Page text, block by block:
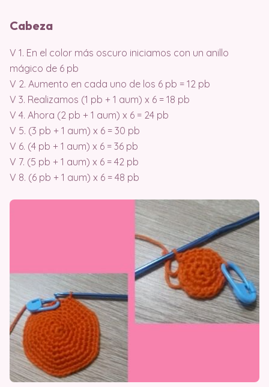
Cabeza
V 1. En el color más oscuro iniciamos con un anillo
mágico de 6 pb
V 2. Aumento en cada uno de los 6 pb = 12 pb
V 3. Realizamos (1 pb + 1 aum) x 6 = 18 pb
V 4. Ahora (2 pb + 1 aum) x 6 = 24 pb
V 5. (3 pb + 1 aum) x 6 = 30 pb
V 6. (4 pb + 1 aum) x 6 = 36 pb
V 7. (5 pb + 1 aum) x 6 = 42 pb
V 8. (6 pb + 1 aum) x 6 = 48 pb